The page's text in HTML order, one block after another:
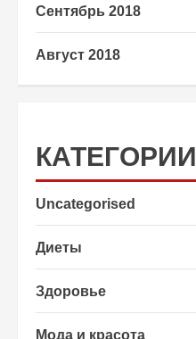
Сентябрь 2018
Август 2018
КАТЕГОРИИ
Uncategorised
Диеты
Здоровье
Мода и красота